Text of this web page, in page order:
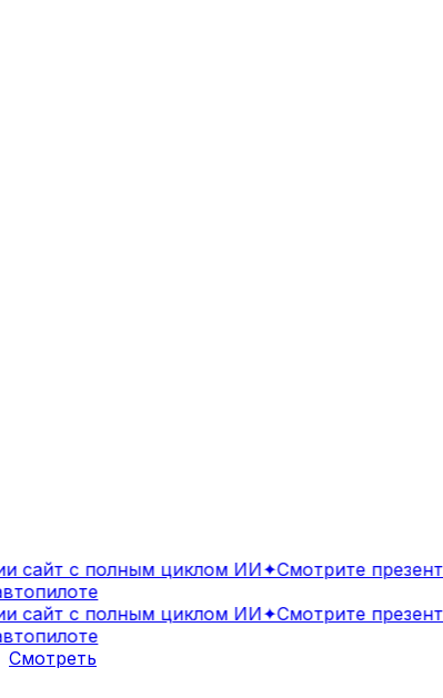
с полным циклом ИИ✦Смотрите
с полным циклом ИИ✦Смотрите
Смотреть